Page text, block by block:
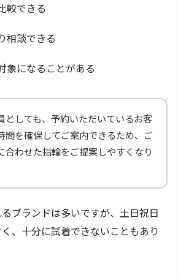
較できる
相談できる
象になることがある
としても、予約いただいているお客
間を確保してご案内できるため、ご
合わせた指輪をご提案しやすくなり
ブランドは多いですが、土日祝日
、十分に試着できないこともあり